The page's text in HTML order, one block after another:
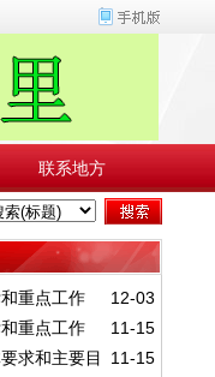
联系地方
12-03
重点工作
11-15
重点工作
11-15
求和主要目